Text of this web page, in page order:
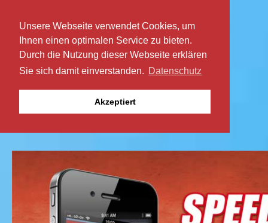
Unsere Webseite verwendet Cookies, um
Ihnen einen optimalen Service zu bieten.
Durch die Nutzung dieser Webseite erklären
Sie sich damit einverstanden. Datenschutz
Akzeptiert